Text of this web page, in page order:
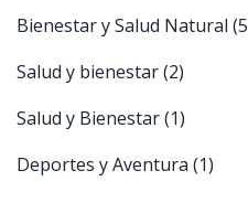
Bienestar y Salud Natural
Salud y bienestar(2)
Salud y Bienestar(1)
Deportes y Aventura (1)